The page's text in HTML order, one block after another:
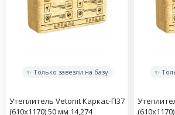
✨ Только завезли на базу
Утеплитель Vetonit Каркас-П37
(610х1170) 50 мм 14,274
✨